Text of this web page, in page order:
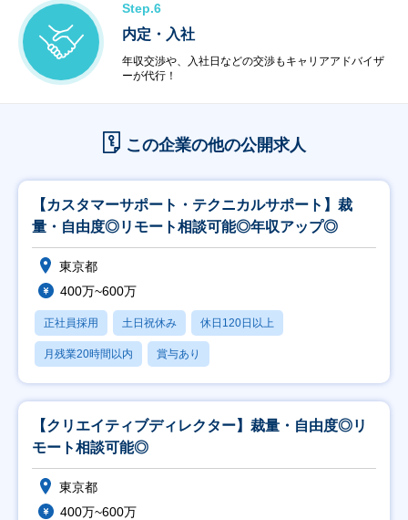
Step.6
内定・入社
年収交渉や、入社日などの交渉もキャリアアドバイザ
ーが代行！
この企業の他の公開求人
【カスタマーサポート・テクニカルサポート】裁
量・自由度◎リモート相談可能◎年収アップ◎
東京都
400万~600万
正社員採用 土日祝休み 休日120日以上
月残業20時間以内 賞与あり
【クリエイティブディレクター】裁量・自由度◎リ
モート相談可能◎
東京都
400万~600万